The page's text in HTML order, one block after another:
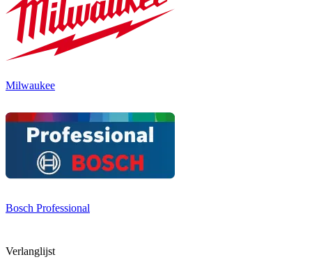
Milwaukee
Bosch Professional
Verlanglijst